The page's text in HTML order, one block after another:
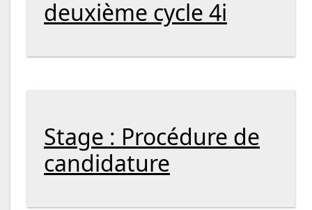
deuxième cycle 4i
Stage : Procédure de
candidature